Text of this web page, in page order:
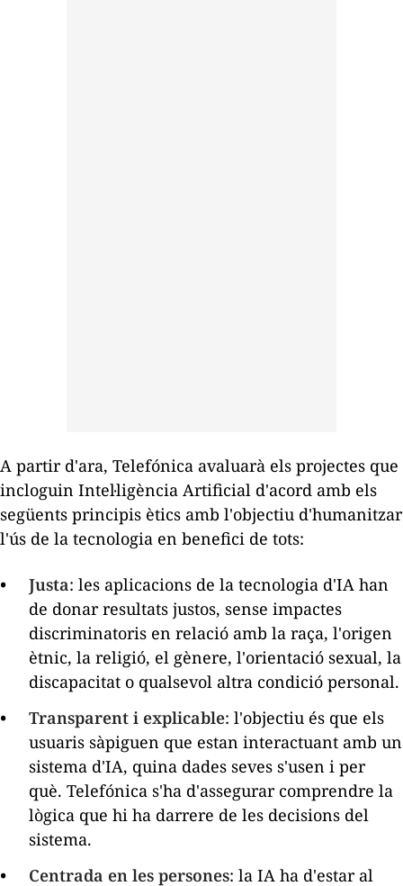
A partir d'ara, Telefónica avaluarà els projectes que
incloguin Intel·ligència Artificial d'acord amb els
següents principis ètics amb l'objectiu d'humanitzar
l'ús de la tecnologia en benefici de tots:
Justa: les aplicacions de la tecnologia d'IA han
de donar resultats justos, sense impactes
discriminatoris en relació amb la raça, l'origen
ètnic, la religió, el gènere, l'orientació sexual, la
discapacitat o qualsevol altra condició personal.
Transparent i explicable: l'objectiu és que els
usuaris sàpiguen que estan interactuant amb un
sistema d'IA, quina dades seves s'usen i per
què. Telefónica s'ha d'assegurar comprendre la
lògica que hi ha darrere de les decisions del
sistema.
Centrada en les persones: la IA ha d'estar al